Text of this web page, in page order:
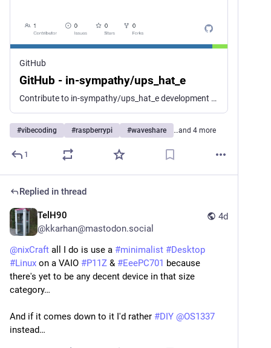
GitHub
GitHub - in-sympathy/ups_hat_e
Contribute to in-sympathy/ups_hat_e development by creating an account on GitHub.
#vibecoding #raspberrypi #waveshare …and 4 more
1
Replied in thread
4d
TelH90
@kkarhan@mastodon.social
@nixCraft all I do is use a #minimalist #Desktop
#Linux on a VAIO #P11Z & #EeePC701 because
there's yet to be any decent device in that size
category…
And if it comes down to it I'd rather #DIY @OS1337
instead…